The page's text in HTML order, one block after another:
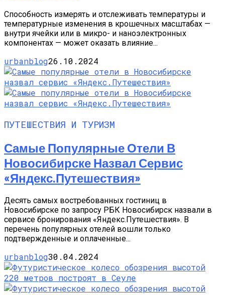
Способность измерять и отслеживать температуры и
температурные изменения в крошечных масштабах —
внутри ячейки или в микро- и наноэлектронных
компонентах — может оказать влияние...
urbanblog26.10.2024
ПУТЕШЕСТВИЯ И ТУРИЗМ
Самые Популярные Отели В
Новосибирске Назвал Сервис
«Яндекс.Путешествия»
Десять самых востребованных гостиниц в
Новосибирске по запросу РБК Новосибирск назвали в
сервисе бронирования «Яндекс.Путешествия». В
перечень популярных отелей вошли только
подтвержденные и оплаченные...
urbanblog30.04.2024